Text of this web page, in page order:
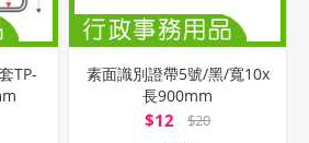
TP-
素面識別證帶5號/黑/寬10x
長900mm
$12 $20